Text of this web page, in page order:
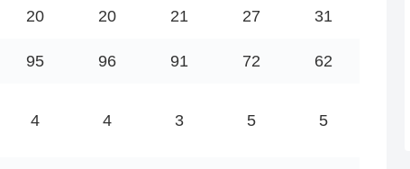
20 20 21 27 31
95 96 91 72 62
4 4 3 5 5